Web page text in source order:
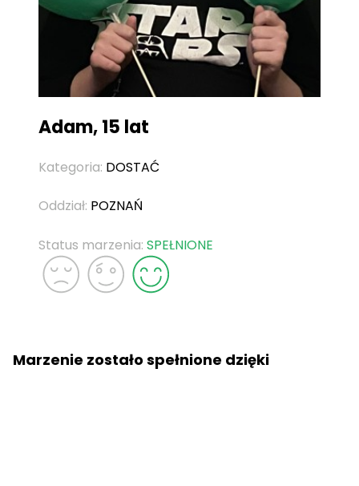
Adam, 15 lat
Kategoria: DOSTAĆ
Oddział: POZNAŃ
Status marzenia: SPEŁNIONE
Marzenie zostało spełnione dzięki